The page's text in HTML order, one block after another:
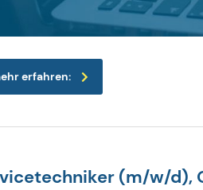
erfahren:
(m/w/d),